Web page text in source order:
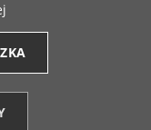
do treści i sklepu